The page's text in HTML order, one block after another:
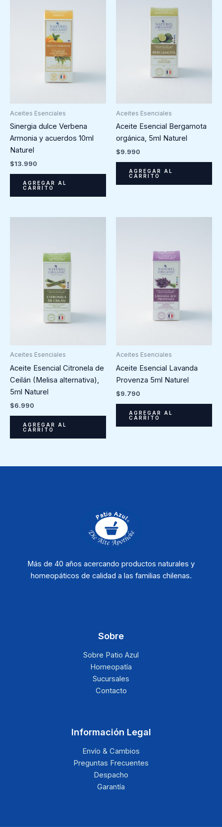
Aceites Esenciales
Sinergia dulce Verbena
Armonia y acuerdos 10ml
Naturel
$13.990
AGREGAR AL
CARRITO
Aceites Esenciales
Aceite Esencial Bergamota
orgánica, 5ml Naturel
$9.990
AGREGAR AL
CARRITO
Aceites Esenciales
Aceite Esencial Citronela de
Ceilán (Melisa alternativa),
5ml Naturel
$6.990
AGREGAR AL
CARRITO
Aceites Esenciales
Aceite Esencial Lavanda
Provenza 5ml Naturel
$9.790
AGREGAR AL
CARRITO
Más de 40 años acercando productos naturales y
homeopáticos de calidad a las familias chilenas.
Sobre
Sobre Patio Azul
Homeopatía
Sucursales
Contacto
Información Legal
Envío & Cambios
Preguntas Frecuentes
Despacho
Garantía